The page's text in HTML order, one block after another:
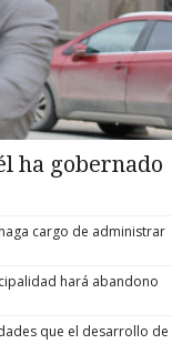
ha gobernado
cargo de administrar
hará abandono
que el desarrollo de